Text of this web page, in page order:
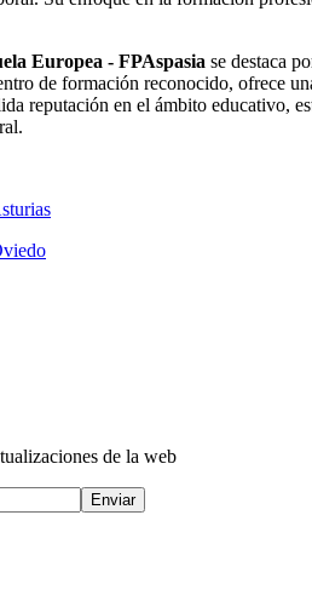
Europea - FPAspasia se destaca
de formación reconocido, ofrece
reputación en el ámbito educativo,
de la web